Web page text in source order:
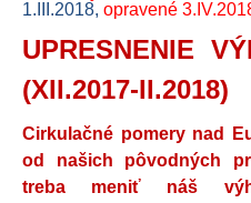
1.III.2018, opravené
UPRESNENIE
(XII.2017-II.2018)
Cirkulačné pomery nad
od našich pôvodných
treba meniť náš